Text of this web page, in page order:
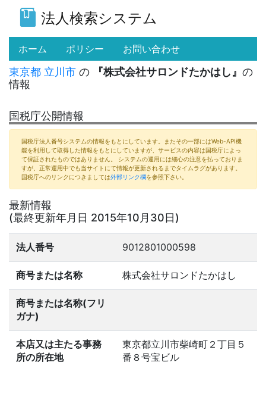
法人検索システム
ホーム (current)
ポリシー お問い合わせ
東京都 立川市 の 『株式会社サロンドたかはし』 の
情報
国税庁公開情報
国税庁法人番号システムの情報をもとにしています。またその一部にはWeb-API機
能を利用して取得した情報をもとにしていますが、サービスの内容は国税庁によっ
て保証されたものではありません。 システムの運用には細心の注意を払っておりま
すが、正常運用中でも当サイトにて情報が更新されるまでタイムラグがあります。
国税庁へのリンクにつきましては外部リンク欄を参照下さい。
最新情報
(最終更新年月日 2015年10月30日)
法人番号 9012801000598
商号または名称 株式会社サロンドたかはし
商号または名称(フリ
ガナ)
本店又は主たる事務
所の所在地
東京都立川市柴崎町２丁目５
番８号宝ビル